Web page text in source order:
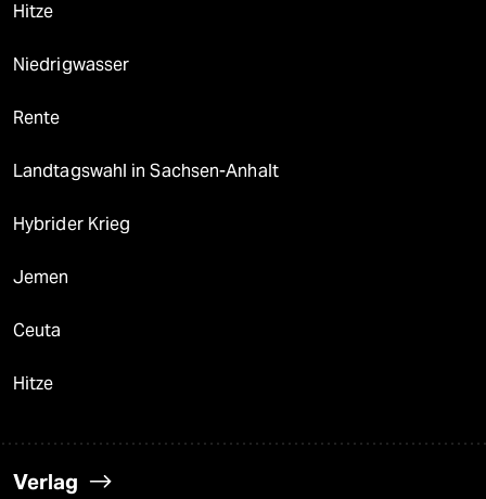
Hitze
Niedrigwasser
Rente
Landtagswahl in Sachsen-Anhalt
Hybrider Krieg
Jemen
Ceuta
Hitze
Verlag